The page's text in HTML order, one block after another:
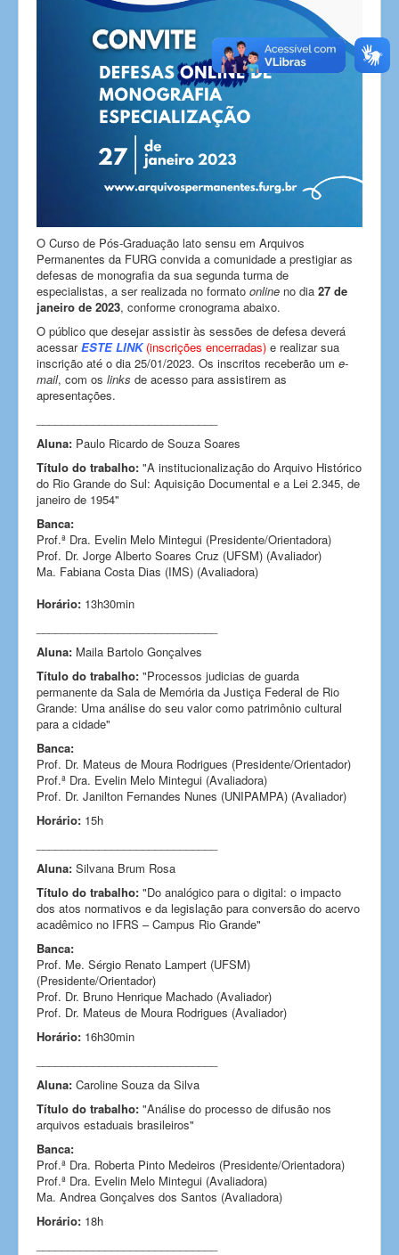
O Curso de Pós-Graduação lato sensu em Arquivos
Permanentes da FURG convida a comunidade a prestigiar as
defesas de monografia da sua segunda turma de
especialistas, a ser realizada no formato online no dia 27 de
janeiro de 2023, conforme cronograma abaixo.
O público que desejar assistir às sessões de defesa deverá
acessarESTE LINK (inscrições encerradas) e realizar sua
inscrição até o dia 25/01/2023. Os inscritos receberão um e-
mail, com os links de acesso para assistirem as
apresentações.
Aluna: Paulo Ricardo de Souza Soares
Título do trabalho: "A institucionalização do Arquivo Histórico
do Rio Grande do Sul: Aquisição Documental e a Lei 2.345, de
janeiro de 1954"
Banca:
Prof.ª Dra. Evelin Melo Mintegui (Presidente/Orientadora)
Prof. Dr. Jorge Alberto Soares Cruz (UFSM) (Avaliador)
Ma. Fabiana Costa Dias (IMS) (Avaliadora)
Horário: 13h30min
Aluna: Maila Bartolo Gonçalves
Título do trabalho: "Processos judicias de guarda
permanente da Sala de Memória da Justiça Federal de Rio
Grande: Uma análise do seu valor como patrimônio cultural
para a cidade"
Banca:
Prof. Dr. Mateus de Moura Rodrigues (Presidente/Orientador)
Prof.ª Dra. Evelin Melo Mintegui (Avaliadora)
Prof. Dr. Janilton Fernandes Nunes (UNIPAMPA) (Avaliador)
Horário: 15h
Aluna: Silvana Brum Rosa
Título do trabalho: "Do analógico para o digital: o impacto
dos atos normativos e da legislação para conversão do acervo
acadêmico no IFRS – Campus Rio Grande"
Banca:
Prof. Me. Sérgio Renato Lampert (UFSM)
(Presidente/Orientador)
Prof. Dr. Bruno Henrique Machado (Avaliador)
Prof. Dr. Mateus de Moura Rodrigues (Avaliador)
Horário: 16h30min
Aluna: Caroline Souza da Silva
Título do trabalho: "Análise do processo de difusão nos
arquivos estaduais brasileiros"
Banca:
Prof.ª Dra. Roberta Pinto Medeiros (Presidente/Orientadora)
Prof.ª Dra. Evelin Melo Mintegui (Avaliadora)
Ma. Andrea Gonçalves dos Santos (Avaliadora)
Horário: 18h